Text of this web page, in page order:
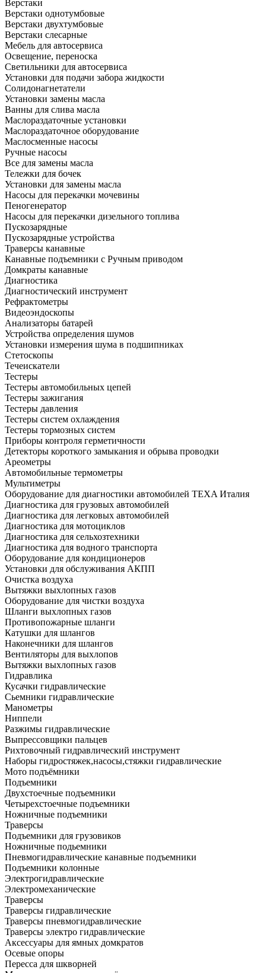
Верстаки
Верстаки однотумбовые
Верстаки двухтумбовые
Верстаки слесарные
Мебель для автосервиса
Освещение, переноска
Светильники для автосервиса
Установки для подачи забора жидкости
Солидонагнетатели
Установки замены масла
Ванны для слива масла
Маслораздаточные установки
Маслораздаточное оборудование
Маслосменные насосы
Ручные насосы
Все для замены масла
Тележки для бочек
Установки для замены масла
Насосы для перекачки мочевины
Пеногенератор
Насосы для перекачки дизельного топлива
Пускозарядные
Пускозарядные устройства
Траверсы канавные
Канавные подъемники с Ручным приводом
Домкраты канавные
Диагностика
Диагностический инструмент
Рефрактометры
Видеоэндоскопы
Анализаторы батарей
Устройства определения шумов
Установки измерения шума в подшипниках
Стетоскопы
Течеискатели
Тестеры
Тестеры автомобильных цепей
Тестеры зажигания
Тестеры давления
Тестеры систем охлаждения
Тестеры тормозных систем
Приборы контроля герметичности
Детекторы короткого замыкания и обрыва проводки
Ареометры
Автомобильные термометры
Мультиметры
Оборудование для диагностики автомобилей TEXA Италия
Диагностика для грузовых автомобилей
Диагностика для легковых автомобилей
Диагностика для мотоциклов
Диагностика для сельхозтехники
Диагностика для водного транспорта
Оборудование для кондиционеров
Установки для обслуживания АКПП
Очистка воздуха
Вытяжки выхлопных газов
Оборудование для чистки воздуха
Шланги выхлопных газов
Противопожарные шланги
Катушки для шлангов
Наконечники для шлангов
Вентиляторы для выхлопов
Вытяжки выхлопных газов
Гидравлика
Кусачки гидравлические
Сьемники гидравлические
Манометры
Ниппели
Разжимы гидравлические
Выпрессовщики пальцев
Рихтовочный гидравлический инструмент
Наборы гидростяжек,насосы,стяжки гидравлические
Мото подъёмники
Подъемники
Двухстоечные подъемники
Четырехстоечные подъемники
Ножничные подъемники
Траверсы
Подъемники для грузовиков
Ножничные подьемники
Пневмогидравлические канавные подъемники
Подъемники колонные
Электрогидравлические
Электромеханические
Траверсы
Траверсы гидравлические
Траверсы пневмогидравлические
Траверсы электро гидравлические
Аксессуары для ямных домкратов
Осевые опоры
Пересса для шкворней